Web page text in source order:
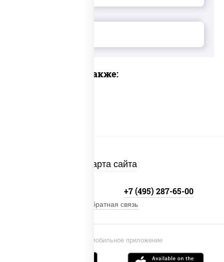
Предлагаем также:
Карта сайта
Установи мобильное приложение
+7 (495) 287-65-00
Обратная связь